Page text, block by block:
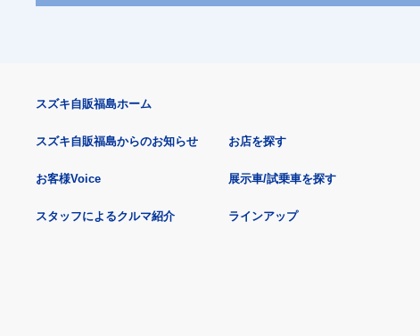
スズキ自販福島ホーム
スズキ自販福島からのお知らせ
お客様Voice
スタッフによるクルマ紹介
お店を探す
展示車/試乗車を探す
ラインアップ